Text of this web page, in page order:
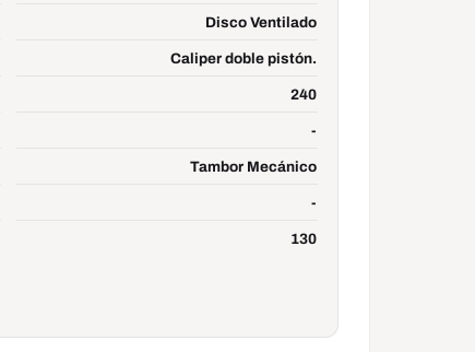
Disco Ventilado
Caliper doble pistón.
240
-
Tambor Mecánico
-
130